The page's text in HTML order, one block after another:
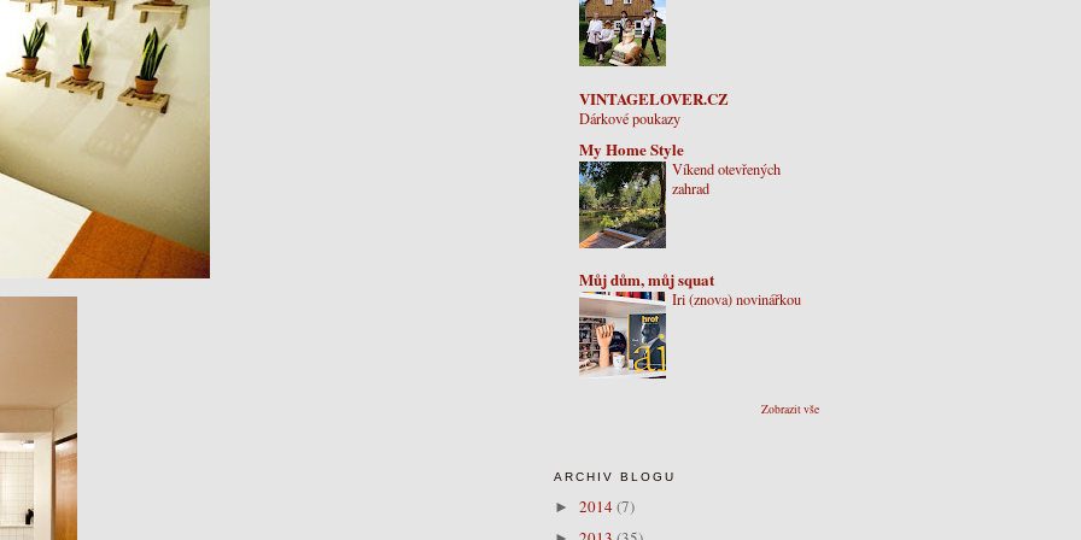
VINTAGELOVER.CZ
Dárkové poukazy
My Home Style
Víkend otevřených
zahrad
Můj dům, můj squat
Iri (znova) novinářkou
Zobrazit vše
ARCHIV BLOGU
► 2014(7)